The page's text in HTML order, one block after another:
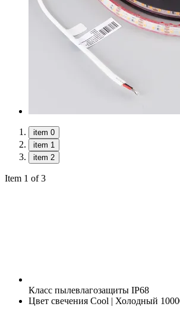
item 0
item 1
item 2
Item 1 of 3
Класс пылевлагозащиты IP68
Цвет свечения Cool | Холодный